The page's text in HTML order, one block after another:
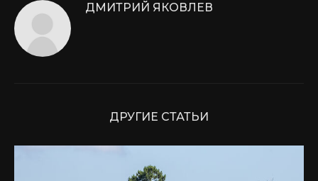
ДМИТРИЙ ЯКОВЛЕВ
ДРУГИЕ СТАТЬИ